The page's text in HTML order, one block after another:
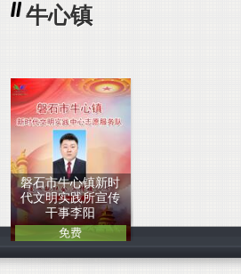
牛心镇
磐石市牛心镇新时
代文明实践所宣传
干事李阳
中国人
免费